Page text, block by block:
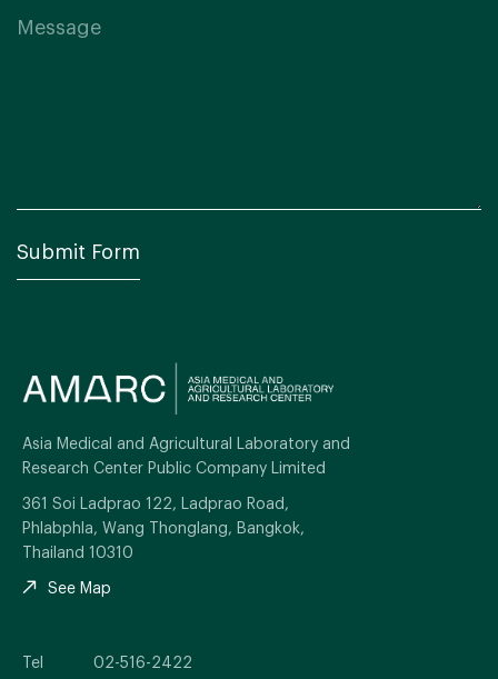
Asia Medical and Agricultural Laboratory and
Research Center Public Company Limited
361 Soi Ladprao 122, Ladprao Road,
Phlabphla, Wang Thonglang, Bangkok,
Thailand 10310
See Map
Tel
02-516-2422